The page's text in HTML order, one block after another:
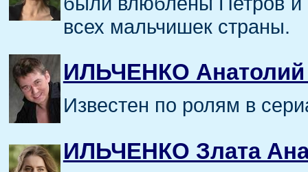
всех мальчишек страны.
ИЛЬЧЕНКО Анатолий
Известен по ролям в
ИЛЬЧЕНКО Злата